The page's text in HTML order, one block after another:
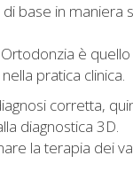
base in
è
pratica clinica.
corretta,
diagnostica 3D.
la terapia dei